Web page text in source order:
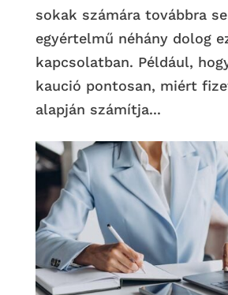
sokak számára továbbra
egyértelmű néhány dolog
kapcsolatban. Például,
kaució pontosan, miért
alapján számítja...